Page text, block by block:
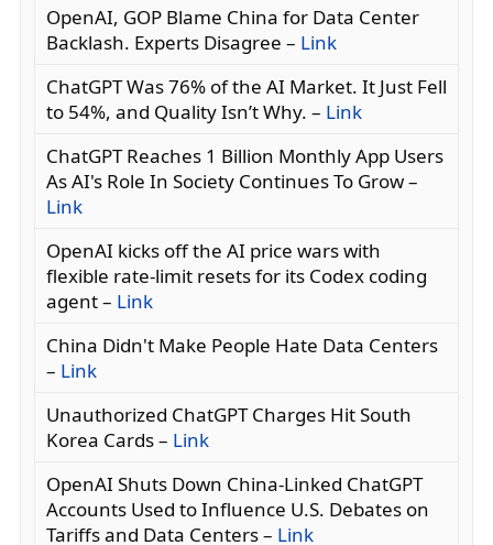
OpenAI, GOP Blame China for Data Center
Backlash. Experts Disagree – Link
ChatGPT Was 76% of the AI Market. It Just Fell
to 54%, and Quality Isn’t Why. – Link
ChatGPT Reaches 1 Billion Monthly App Users
As AI's Role In Society Continues To Grow –
Link
OpenAI kicks off the AI price wars with
flexible rate-limit resets for its Codex coding
agent – Link
China Didn't Make People Hate Data Centers
– Link
Unauthorized ChatGPT Charges Hit South
Korea Cards – Link
OpenAI Shuts Down China-Linked ChatGPT
Accounts Used to Influence U.S. Debates on
Tariffs and Data Centers – Link